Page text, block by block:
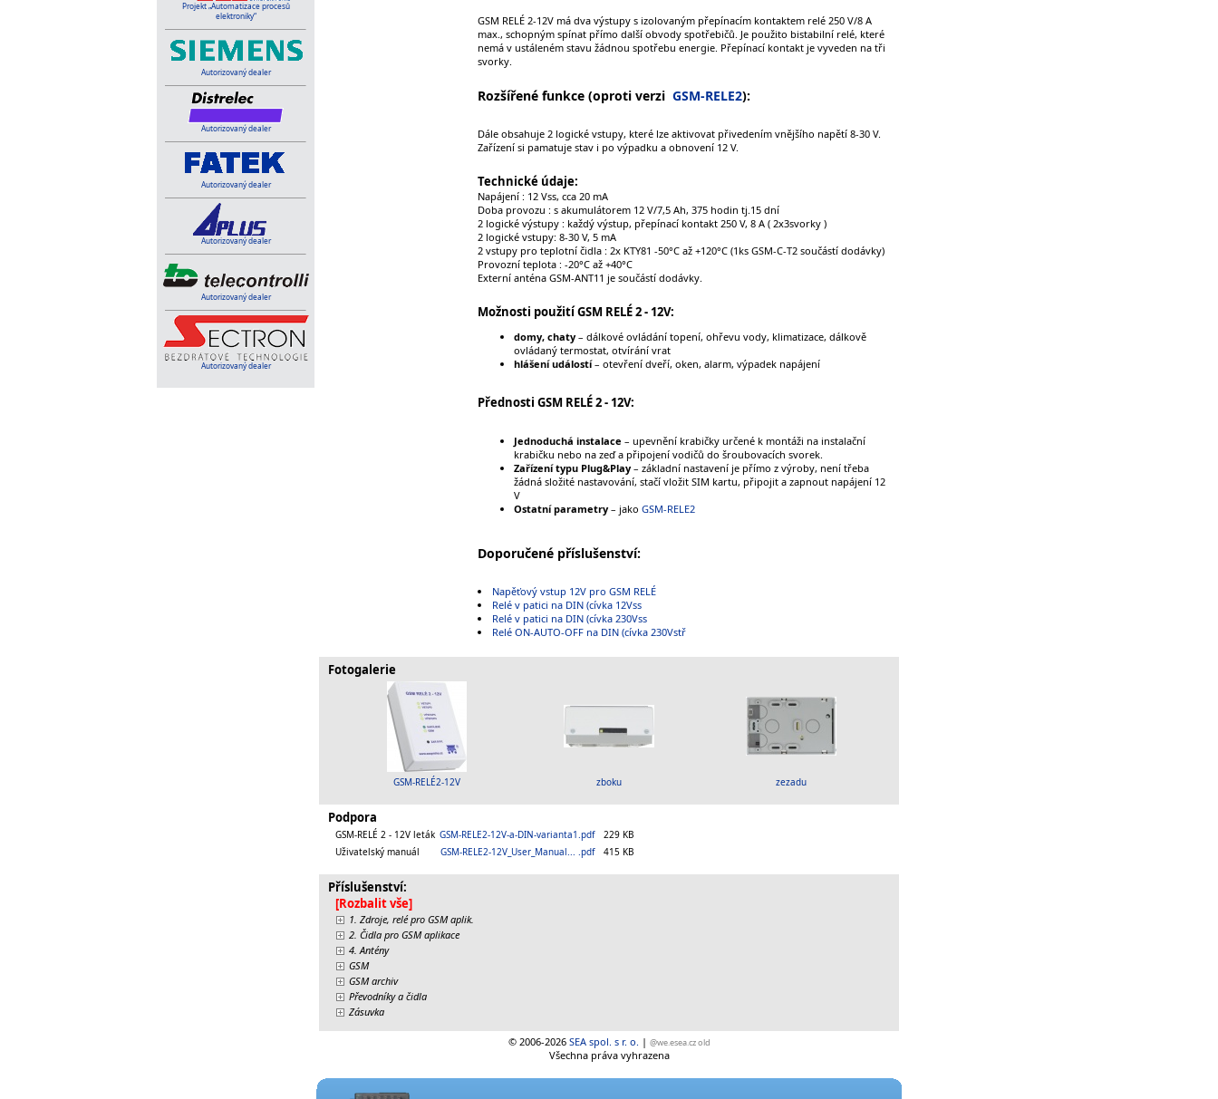
Projekt „Automatizace procesů
elektroniky“
Autorizovaný dealer
Autorizovaný dealer
Autorizovaný dealer
Autorizovaný dealer
Autorizovaný dealer
Autorizovaný dealer
GSM RELÉ 2-12V má dva výstupy s izolovaným přepínacím kontaktem relé 250 V/8 A
max., schopným spínat přímo další obvody spotřebičů. Je použito bistabilní relé, které
nemá v ustáleném stavu žádnou spotřebu energie. Přepínací kontakt je vyveden na tři
svorky.
Rozšířené funkce (oproti verzi GSM-RELE2):
Dále obsahuje 2 logické vstupy, které lze aktivovat přivedením vnějšího napětí 8-30 V.
Zařízení si pamatuje stav i po výpadku a obnovení 12 V.
Technické údaje:
Napájení : 12 Vss, cca 20 mA
Doba provozu : s akumulátorem 12 V/7,5 Ah, 375 hodin tj.15 dní
2 logické výstupy : každý výstup, přepínací kontakt 250 V, 8 A ( 2x3svorky )
2 logické vstupy: 8-30 V, 5 mA
2 vstupy pro teplotní čidla : 2x KTY81 -50°C až +120°C (1ks GSM-C-T2 součástí dodávky)
Provozní teplota : -20°C až +40°C
Externí anténa GSM-ANT11 je součástí dodávky.
Možnosti použití GSM RELÉ 2 - 12V:
domy, chaty– dálkové ovládání topení, ohřevu vody, klimatizace, dálkově
ovládaný termostat, otvírání vrat
hlášení událostí– otevření dveří, oken, alarm, výpadek napájení
Přednosti GSM RELÉ 2 - 12V:
Jednoduchá instalace – upevnění krabičky určené k montáži na instalační
krabičku nebo na zeď a připojení vodičů do šroubovacích svorek.
Zařízení typu Plug&Play– základní nastavení je přímo z výroby, není třeba
žádná složité nastavování, stačí vložit SIM kartu, připojit a zapnout napájení 12
V
Ostatní parametry– jako GSM-RELE2
Doporučené příslušenství:
Napěťový vstup 12V pro GSM RELÉ
Relé v patici na DIN (cívka 12Vss
Relé v patici na DIN (cívka 230Vss
Relé ON-AUTO-OFF na DIN (cívka 230Vstř
Fotogalerie
GSM-RELÉ2-12V zboku zezadu
Podpora
GSM-RELÉ 2 - 12V leták GSM-RELE2-12V-a-DIN-varianta1.pdf
229 KB
Uživatelský manuál
GSM-RELE2-12V_User_Manual... .pdf 415 KB
Příslušenství:
[Rozbalit vše]
1. Zdroje, relé pro GSM aplik.
2. Čidla pro GSM aplikace
4. Antény
GSM
GSM archiv
Převodníky a čidla
Zásuvka
© 2006-2026 SEA spol. s r. o. | @we.esea.cz old
Všechna práva vyhrazena